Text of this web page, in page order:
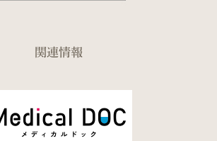
関連情報